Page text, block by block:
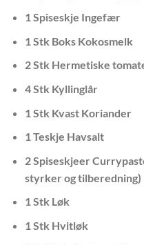
1 Spiseskje Ingefær
1 Stk Boks Kokosmelk
2 Stk Hermetiske
4 Stk Kyllinglår
1 Stk Kvast Koriander
1 Teskje Havsalt
2 Spiseskjeer
styrker og tilberedning)
1 Stk Løk
1 Stk Hvitløk